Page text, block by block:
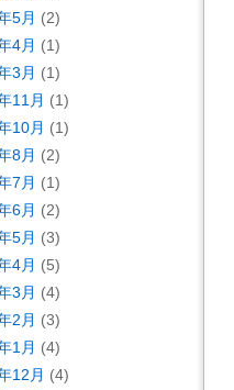
5月 (2)
4月 (1)
3月 (1)
11月 (1)
10月 (1)
8月 (2)
7月 (1)
6月 (2)
5月 (3)
4月 (5)
3月 (4)
2月 (3)
1月 (4)
12月 (4)